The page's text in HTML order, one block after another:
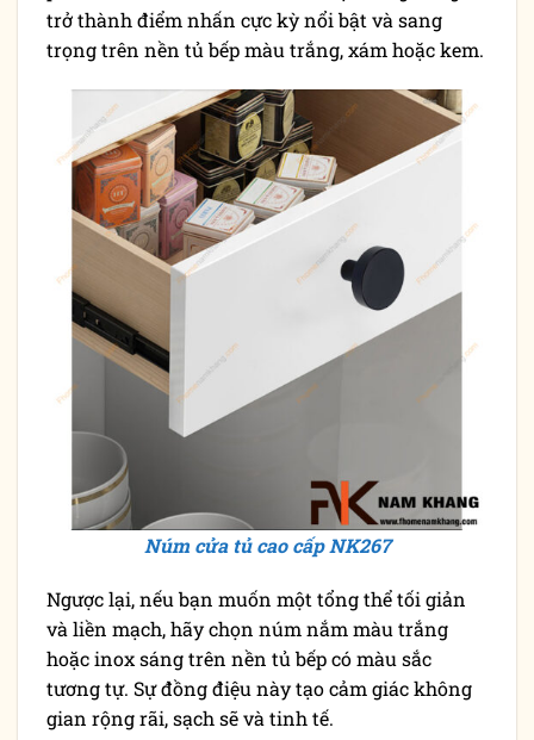
trở thành điểm nhấn cực kỳ nổi bật và sang
trọng trên nền tủ bếp màu trắng, xám hoặc kem.
Núm cửa tủ cao cấp NK267
Ngược lại, nếu bạn muốn một tổng thể tối giản
và liền mạch, hãy chọn núm nắm màu trắng
hoặc inox sáng trên nền tủ bếp có màu sắc
tương tự. Sự đồng điệu này tạo cảm giác không
gian rộng rãi, sạch sẽ và tinh tế.